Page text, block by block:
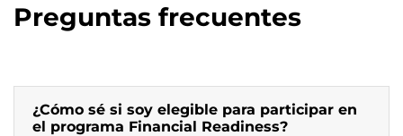
Preguntas frecuentes
¿Cómo sé si soy elegible para participar en
el programa Financial Readiness?